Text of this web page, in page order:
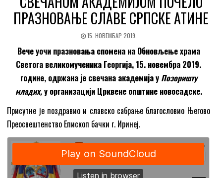
ПРАЗНОВАЊЕ СЛАВЕ СРПСКЕ АТИНЕ
15. НОВЕМБАР 2019.
Вече уочи празновања спомена на Обновљење храма
Светога великомученика Георгија, 15. новембра 2019.
године, одржана је свечана академија у Позоришту
младих,у организацији Црквене општине новосадске.
Присутне је поздравио и славско сабрање благословио Његово
Преосвештенство Епископ бачки г. Иринеј.